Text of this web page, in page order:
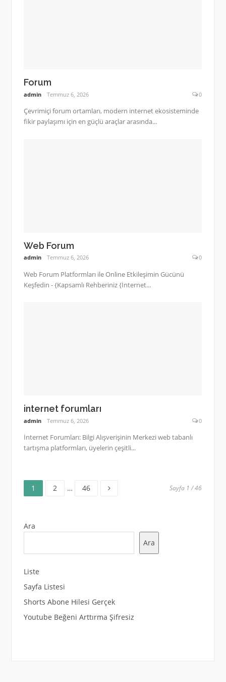
Forum
admin Temmuz 6, 2026 0
Çevrimiçi forum ortamları, modern internet ekosisteminde
fikir paylaşımı için en güçlü araçlar arasında...
Web Forum
admin Temmuz 6, 2026 0
Web Forum Platformları ile Online Etkileşimin Gücünü
Keşfedin - {Kapsamlı Rehberiniz {İnternet...
internet forumları
admin Temmuz 6, 2026 0
İnternet Forumları: Bilgi Alışverişinin Merkezi web tabanlı
tartışma platformları, üyelerin çeşitli...
Yazı
Sayfa
1 Sayfa
2 … Sayfa
46 Sayfa 1 / 46
Ara
Ara
Liste
Sayfa Listesi
Shorts Abone Hilesi Gerçek
Youtube Beğeni Arttırma Şifresiz